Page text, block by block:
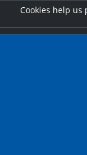
Cookies help us